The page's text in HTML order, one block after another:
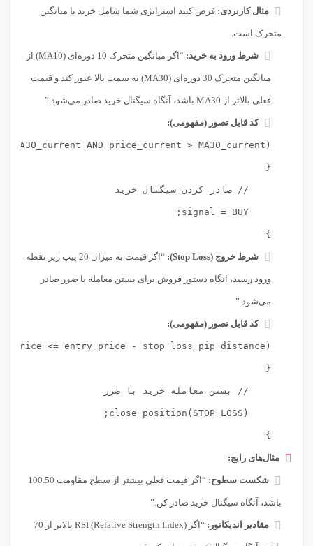
مثال کاربردی: فرض کنید استراتژی شما شامل خرید با میانگین
متحرک است.
شرط ورود به خرید: “اگر میانگین متحرک 10 دوره‌ای (MA10) از
میانگین متحرک 30 دوره‌ای (MA30) به سمت بالا عبور کند و قیمت
فعلی بالاتر از MA30 باشد، آنگاه سیگنال خرید صادر می‌شود.”
کد قابل تصور (مفهومی):
}
شرط خروج (Stop Loss): “اگر قیمت به میزان 20 پیپ زیر نقطه
ورود رسید، آنگاه دستور فروش برای بستن معامله با ضرر صادر
می‌شود.”
کد قابل تصور (مفهومی):
}
مثال‌های رایج:
شکست سطوح: “اگر قیمت فعلی بیشتر از سطح مقاومت 100.50
باشد، آنگاه سیگنال خرید صادر کن.”
مقادیر اندیکاتور: “اگر RSI (Relative Strength Index) بالاتر از 70